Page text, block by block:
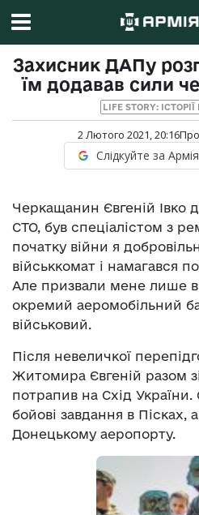
Захисник ДАПу
їм додавав сили
LIFE STORY:
2 Лютого 2021, 20:16
Слідкуйте за
Черкащанин Євгеній Івко
СТО, був спеціалістом з
початку війни я
військкомат і намагався
Але призвали мене лише в
окремий аеромобільний
військовий.
Після невеличкої
Житомира Євгеній разом
потрапив на Схід України.
бойові завдання в Пісках,
Донецькому аеропорту.